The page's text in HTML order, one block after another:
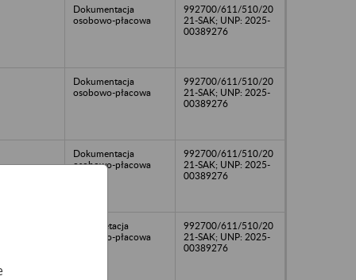
Dokumentacja
osobowo-płacowa
992700/611/510/20
21-SAK; UNP: 2025-
00389276
Dokumentacja
osobowo-płacowa
992700/611/510/20
21-SAK; UNP: 2025-
00389276
Dokumentacja
osobowo-płacowa
992700/611/510/20
21-SAK; UNP: 2025-
00389276
Dokumetacja
osobowo-płacowa
992700/611/510/20
21-SAK; UNP: 2025-
00389276